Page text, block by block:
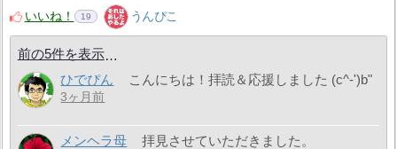
いいね！
19 うんぴこ
前の5件を表示
ひでぴん
こんにちは！拝読＆応援しました (c^-')b"
3ヶ月前
メンヘラ母 拝見させていただきました。